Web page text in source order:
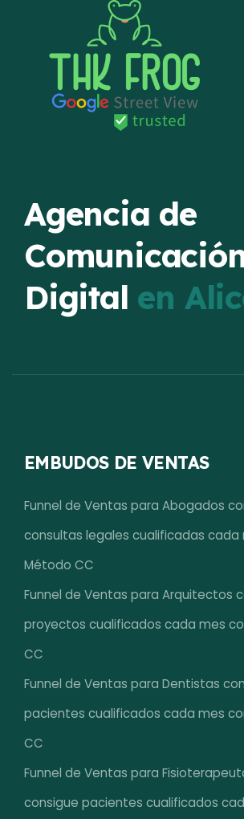
Agencia de
Digital en
EMBUDOS DE VENTAS
Funnel de Ventas para Abogados
consultas legales cualificadas cada
Método CC
Funnel de Ventas para Arquitectos
proyectos cualificados cada mes
CC
Funnel de Ventas para Dentistas
pacientes cualificados cada mes
CC
Funnel de Ventas para
consigue pacientes cualificados